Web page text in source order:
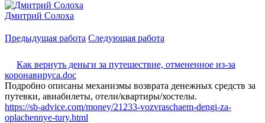
Дмитрий Солоха
Предыдущая работа Следующая работа
Как вернуть деньги за путешествие, отмененное из-за
коронавируса.doc
Подробно описаны механизмы возврата денежных средств за
путевки, авиабилеты, отели/квартиры/хостелы.
https://sb-advice.com/money/21233-vozvraschaem-dengi-za-
oplachennye-tury.html